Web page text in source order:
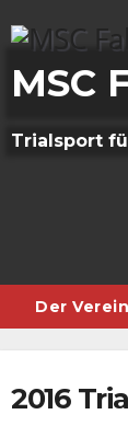
to
content
MSC
Trialsport
Der Verein
2016